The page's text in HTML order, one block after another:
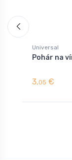
Universal
Pohár na
3,05 €